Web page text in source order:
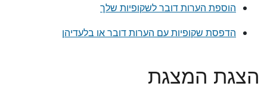
הוספת הערות דובר לשקופיות שלך
הדפסת שקופיות עם הערות דובר או בלעדיהן
הצגת המצגת